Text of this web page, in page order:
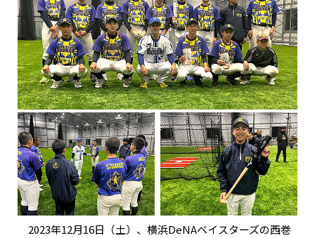
2023年12月16日（土）、横浜DeNAベイスターズの西巻